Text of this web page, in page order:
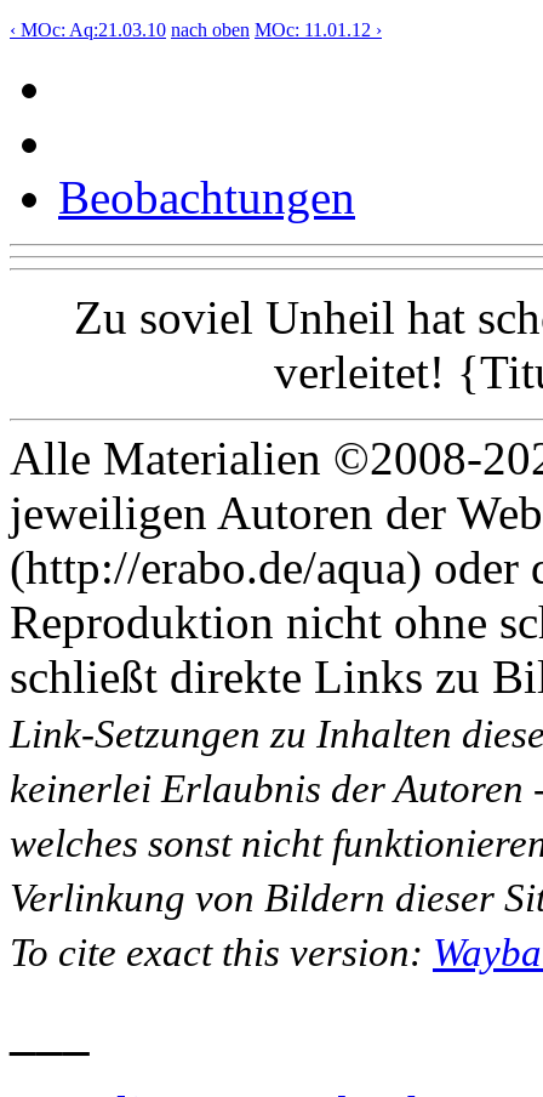
‹ MOc: Aq:21.03.10 nach oben MOc: 11.01.12 ›
Beobachtungen
Zu soviel Unheil hat
verleitet!
Alle Materialien ©2008-
jeweiligen Autoren der
(http://erabo.de/aqua) oder
Reproduktion nicht ohne
schließt direkte Links zu
Link-Setzungen zu Inhalten
keinerlei Erlaubnis der Autoren
welches sonst nicht
Verlinkung von Bildern dieser
To cite exact this version: